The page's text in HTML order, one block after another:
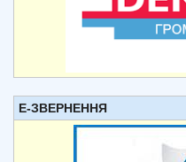
Е-ЗВЕРНЕННЯ